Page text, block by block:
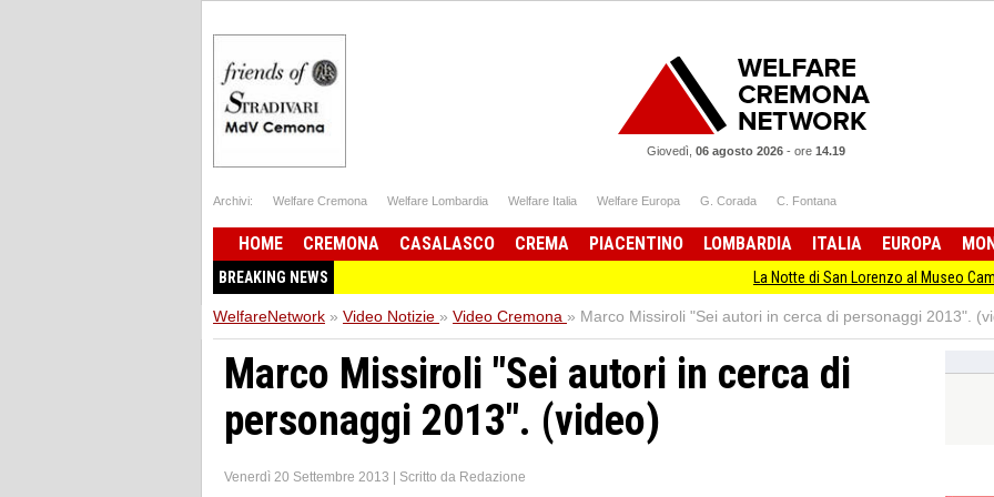
Giovedì, 06 agosto 2026- ore 14.19
Archivi: Welfare Cremona Welfare Lombardia Welfare Italia Welfare Europa G. Corada C. Fontana
HOME CREMONA CASALASCO CREMA PIACENTINO LOMBARDIA ITALIA EUROPA
BREAKING NEWS La Notte di San Lorenzo al Museo
WelfareNetwork » Video Notizie » Video Cremona » Marco Missiroli "Sei autori in cerca di personaggi 2013".
Marco Missiroli "Sei autori in cerca di
personaggi 2013". (video)
Venerdì 20 Settembre 2013 | Scritto da Redazione